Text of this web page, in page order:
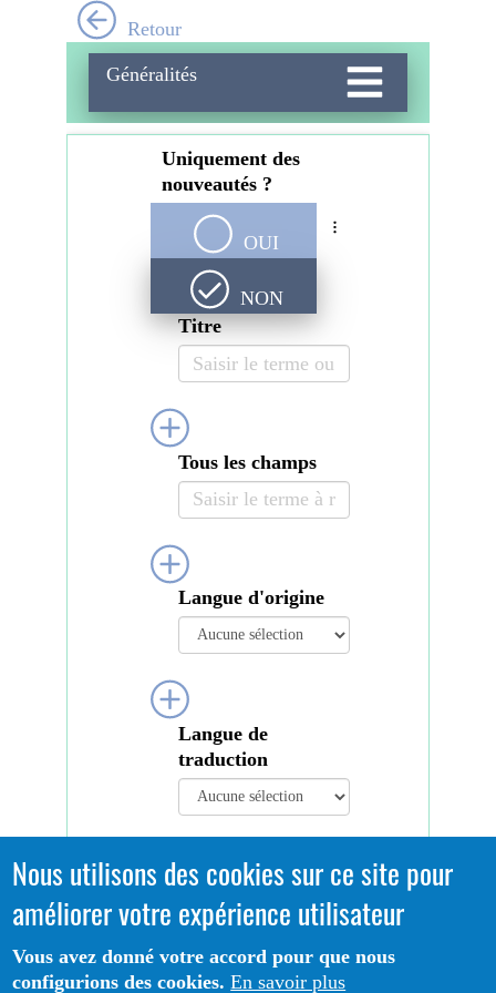
Retour
Généralités
Uniquement des
nouveautés ?
OUI
NON
Titre
Tous les champs
Langue d'origine
Langue de
traduction
Lancez la recherche
Nous utilisons des cookies sur ce site pour
améliorer votre expérience utilisateur
Vous avez donné votre accord pour que nous
configurions des cookies. En savoir plus